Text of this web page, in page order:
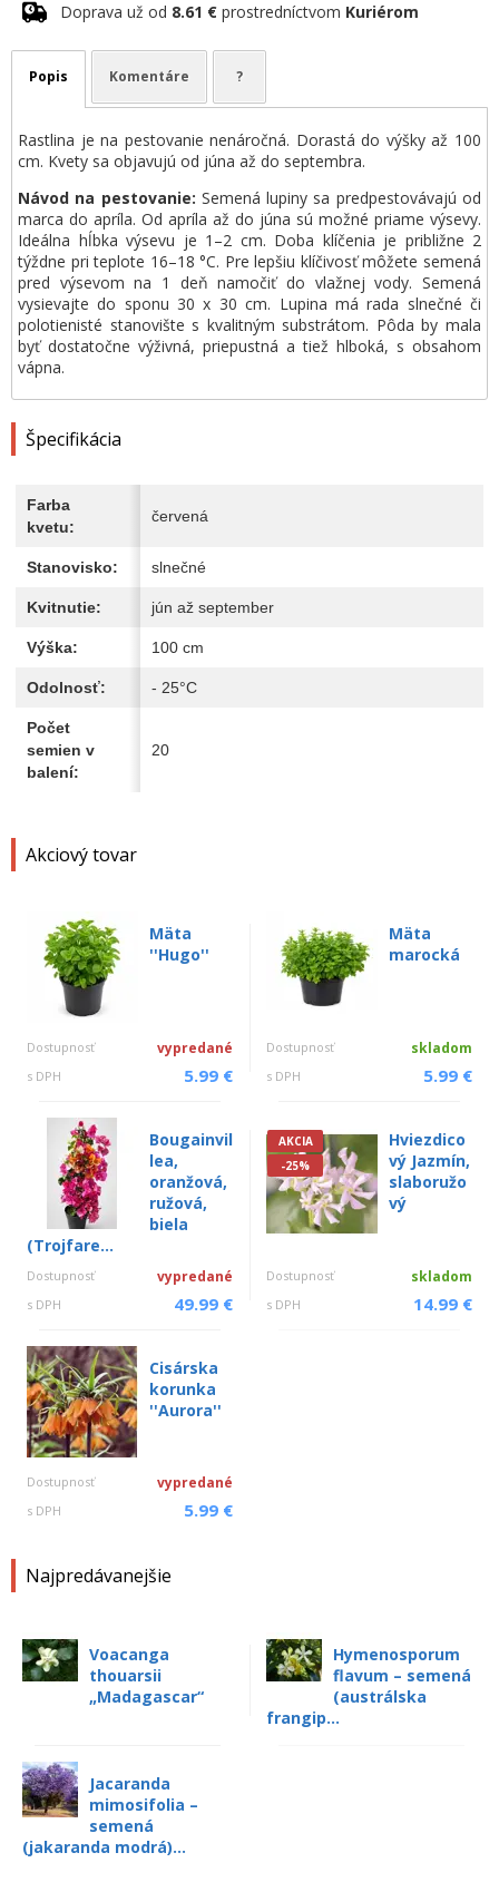
Akciový tovar
Mäta
''Hugo''
Dostupnosť vypredané
s DPH 5.99 €
Mäta
marocká
Dostupnosť skladom
s DPH 5.99 €
Bougainvil
lea,
oranžová,
ružová,
biela
(Trojfare...
Dostupnosť vypredané
s DPH 49.99 €
AKCIA
-25%
Hviezdico
vý Jazmín,
slaboružo
vý
Dostupnosť skladom
s DPH 14.99 €
Cisárska
korunka
''Aurora''
Dostupnosť vypredané
s DPH 5.99 €
Najpredávanejšie
Voacanga
thouarsii
„Madagascar“
Hymenosporum
flavum – semená
(austrálska
frangip...
Jacaranda
mimosifolia –
semená
(jakaranda modrá)...
Doprava už od 8.61 € prostredníctvom Kuriérom
Popis Komentáre ?
Rastlina je na pestovanie nenáročná. Dorastá do výšky až 100
cm. Kvety sa objavujú od júna až do septembra.
Návod na pestovanie: Semená lupiny sa predpestovávajú od
marca do apríla. Od apríla až do júna sú možné priame výsevy.
Ideálna hĺbka výsevu je 1–2 cm. Doba klíčenia je približne 2
týždne pri teplote 16–18 °C. Pre lepšiu klíčivosť môžete semená
pred výsevom na 1 deň namočiť do vlažnej vody. Semená
vysievajte do sponu 30 x 30 cm. Lupina má rada slnečné či
polotienisté stanovište s kvalitným substrátom. Pôda by mala
byť dostatočne výživná, priepustná a tiež hlboká, s obsahom
vápna.
Špecifikácia
Farba
kvetu:
červená
Stanovisko: slnečné
Kvitnutie: jún až september
Výška: 100 cm
Odolnosť: - 25°C
Počet
semien v
balení:
20